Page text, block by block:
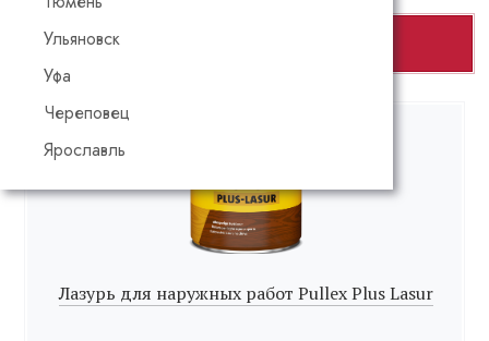
Ульяновск
Уфа
Череповец
Ярославль
Лазурь для наружных работ Pullex Plus Lasur